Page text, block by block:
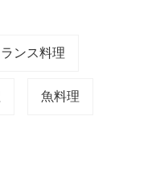
ンス料理
魚料理